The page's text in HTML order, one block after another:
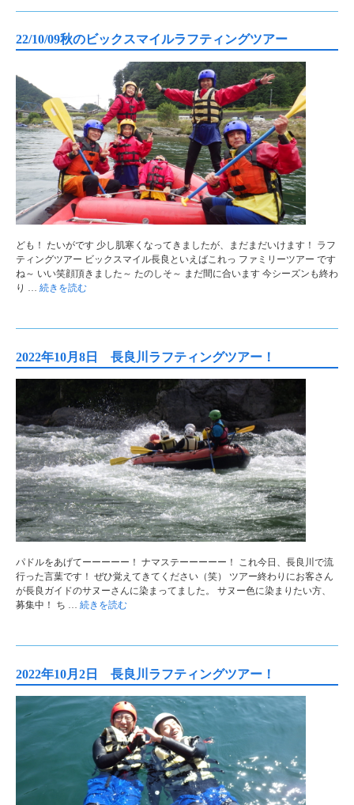
22/10/09秋のビックスマイルラフティングツアー
ども！ たいがです 少し肌寒くなってきましたが、まだまだいけます！ ラフ
ティングツアー ビックスマイル長良といえばこれっ ファミリーツアー です
ね～ いい笑顔頂きました～ たのしそ～ まだ間に合います 今シーズンも終わ
り … 続きを読む
2022年10月8日 長良川ラフティングツアー！
パドルをあげてーーーーー！ ナマステーーーーー！ これ今日、長良川で流
行った言葉です！ ぜひ覚えてきてください（笑） ツアー終わりにお客さん
が長良ガイドのサヌーさんに染まってました。 サヌー色に染まりたい方、
募集中！ ち … 続きを読む
2022年10月2日 長良川ラフティングツアー！